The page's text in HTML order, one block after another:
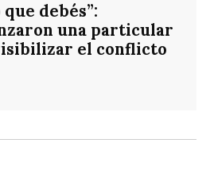
debés”:
una particular
el conflicto